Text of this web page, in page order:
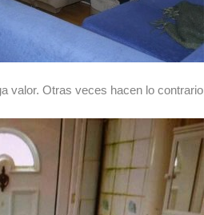
valor. Otras veces hacen lo contrario